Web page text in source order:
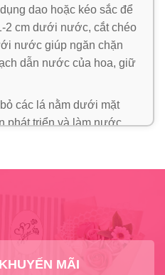
dao hoặc kéo sắc để
2 cm dưới nước, cắt chéo
nước giúp ngăn chặn
dẫn nước của hoa, giữ
các lá nằm dưới mặt
phát triển và làm nước
bảo nước luôn sạch và
hãy rửa sạch bình hoa
MÃI